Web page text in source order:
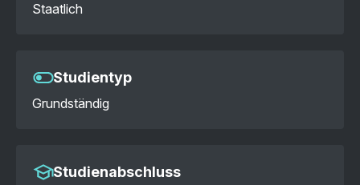
Staatlich
Studientyp
Grundständig
Studienabschluss